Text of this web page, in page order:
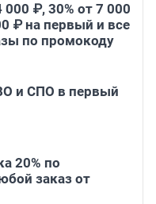
000 ₽, 30% от 7 000
₽ на первый и все
по промокоду
и СПО в первый
20% по
заказ от